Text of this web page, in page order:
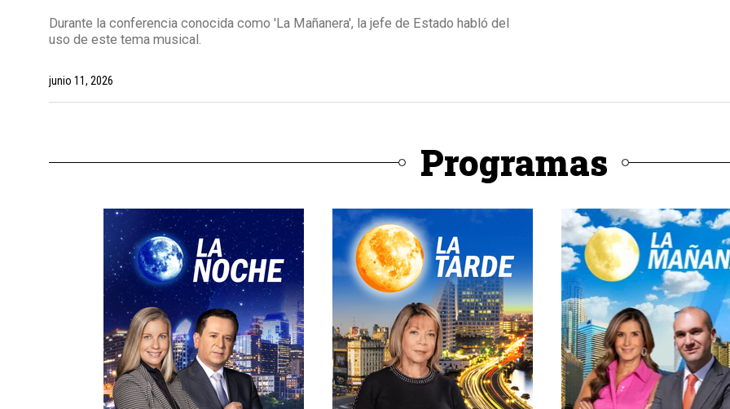
Durante la conferencia conocida como 'La Mañanera', la jefe de Estado habló del
uso de este tema musical.
junio 11, 2026
Programas